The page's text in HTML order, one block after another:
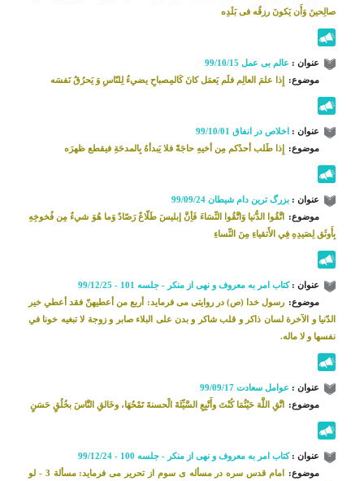
صالِحینَ وَأَن یَکونَ رزقُه فی بَلَدِه
عنوان : عالم بی عمل 99/10/15
موضوع:
إِذا علمَ‌ العالِم‌ فلَم‌ يَعمَل كانَ كَالمِصباحِ يضي‌ءُ لِلنّاسِ وَ يَحرُقُ نَفسَه
عنوان :
اخلاص در انفاق 99/10/01
موضوع:
إِذا طَلب أحدُكم مِن أخيهِ حاجَةً فلا يَبدأه‌ُ بِالمدحَةِ فيقطع ظهرَه
عنوان : بزرگ ترین دام شیطان 99/09/24
موضوع:
اتَّقُوا الدُّنیا وَاتَّقُوا النِّسَاءَ فَأِنَّ إبلیسَ طَلّاعٌ رَصّادٌ وَما هُوَ شيءٌ مِن فُخوخِهِ
بِأَوثَق لِصَيدِهِ فِي الأَتقياءِ مِنَ النِّساءِ
عنوان :کتاب امر به معروف و نهی از منکر - جلسه 101 - 99/12/25
موضوع: رسول خدا (ص) در روایتی می فرماید: أربع من أعطيهنّ فقد أعطي خير
الدّنيا و الآخرة لسان‌ ذاكر و قلب شاكر و بدن على البلاء صابر و زوجة لا تبغيه خونا في
نفسها و لا ماله.
عنوان : عوامل سعادت 99/09/17
موضوع:
اتَّقِ اللَّهَ حَيْثُمَا كُنْتَ وأَتْبِعِ السَّيِّئَةَ الْحسنةَ تَمْحُهَا، وخَالقِ النَّاسَ بخُلُقٍ حَسَنٍ
عنوان :کتاب امر به معروف و نهی از منکر - جلسه 100 - 99/12/24
موضوع:
امام قدس سره در مسأله ی سوم از تحریر می فرماید: مسألة 3 - لو